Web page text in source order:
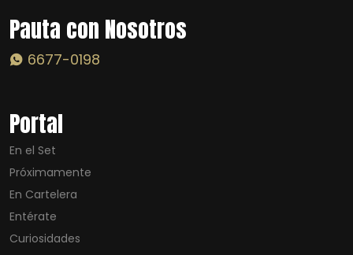
Pauta con Nosotros
6677-0198
Portal
En el Set
Próximamente
En Cartelera
Entérate
Curiosidades